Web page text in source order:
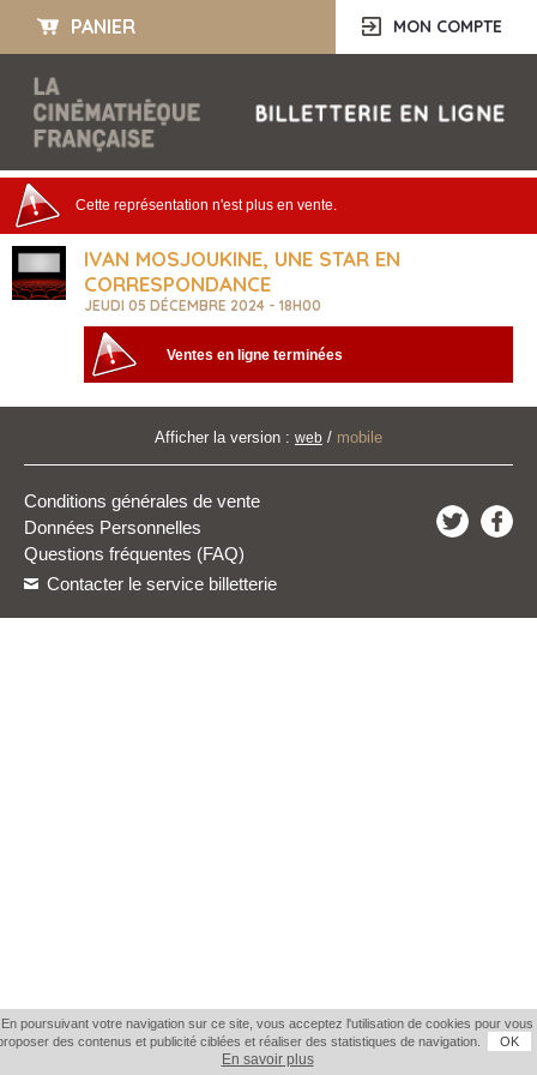
PANIER MON COMPTE
Cette représentation n'est plus en vente.
IVAN MOSJOUKINE, UNE STAR EN
CORRESPONDANCE
JEUDI 05 DÉCEMBRE 2024 - 18H00
Ventes en ligne terminées
Afficher la version : web / mobile
Questions fréquentes (FAQ)
Conditions générales de vente
Données Personnelles
Contacter le service billetterie
En poursuivant votre navigation sur ce site, vous acceptez l'utilisation de cookies pour vous
des contenus et publicité ciblées et réaliser des statistiques de navigation.
OK
En savoir plus